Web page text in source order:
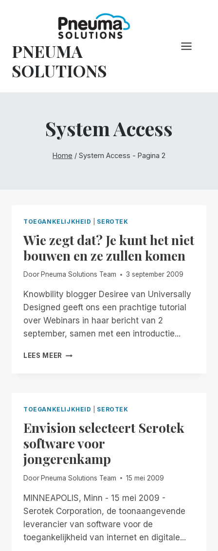
PNEUMA
SOLUTIONS
System Access
Home / System Access - Pagina 2
TOEGANKELIJKHEID SEROTEK
Wie zegt dat? Je kunt het niet
bouwen en ze zullen komen
Door Pneuma Solutions Team 3 september 2009
Knowbility blogger Desiree van Universally
Designed geeft ons een prachtige tutorial
over Webinars in haar bericht van 2
september, samen met een introductie...
LEES MEER WIE
BOUWEN
EN
ZE
ZULLEN
KOMEN
TOEGANKELIJKHEID SEROTEK
Envision selecteert Serotek
software voor
jongerenkamp
Door Pneuma Solutions Team 15 mei 2009
MINNEAPOLIS, Minn - 15 mei 2009 -
Serotek Corporation, de toonaangevende
leverancier van software voor de
toegankelijkheid van internet en digitale...